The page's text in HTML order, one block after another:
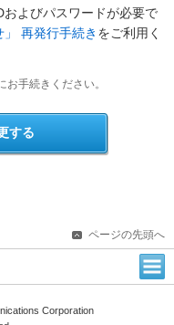
よびパスワードが必要で
」 再発行手続き をご利用く
手続きください。
する
ページの先頭へ
Corporation